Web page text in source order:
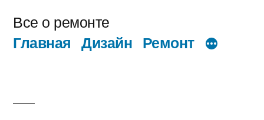
содержимому
Все о ремонте
Главная Дизайн Ремонт